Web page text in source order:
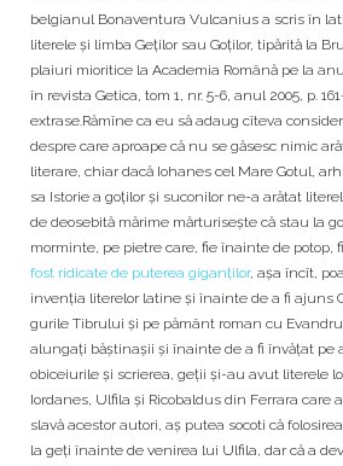
belgianul Bonaventura Vulcanius a scris în
literele şi limba Geţilor sau Goţilor, tipărită la
plaiuri mioritice la Academia Română pe la
în revista Getica, tom 1, nr. 5-6, anul 2005, p.
extrase.Rămîne ca eu să adaug cîteva
despre care aproape că nu se găsesc nimic
literare, chiar dacă Iohanes cel Mare Gotul,
sa Istorie a goţilor şi suconilor ne-a arătat
de deosebită mărime mărturiseşte că stau la
morminte, pe pietre care, fie înainte de potop,
fost ridicate de puterea giganţilor, aşa încît,
invenţia literelor latine şi înainte de a fi ajuns
gurile Tibrului şi pe pământ roman cu
alungaţi băştinaşii şi înainte de a fi învăţat pe
obiceiurile şi scrierea, geţii şi-au avut literele
Iordanes, Ulfila şi Ricobaldus din Ferrara care
slavă acestor autori, aş putea socoti că
la geţi înainte de venirea lui Ulfila, dar că a